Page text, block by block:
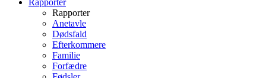
Rapporter
Anetavle
Dødsfald
Efterkommere
Familie
Forfædre